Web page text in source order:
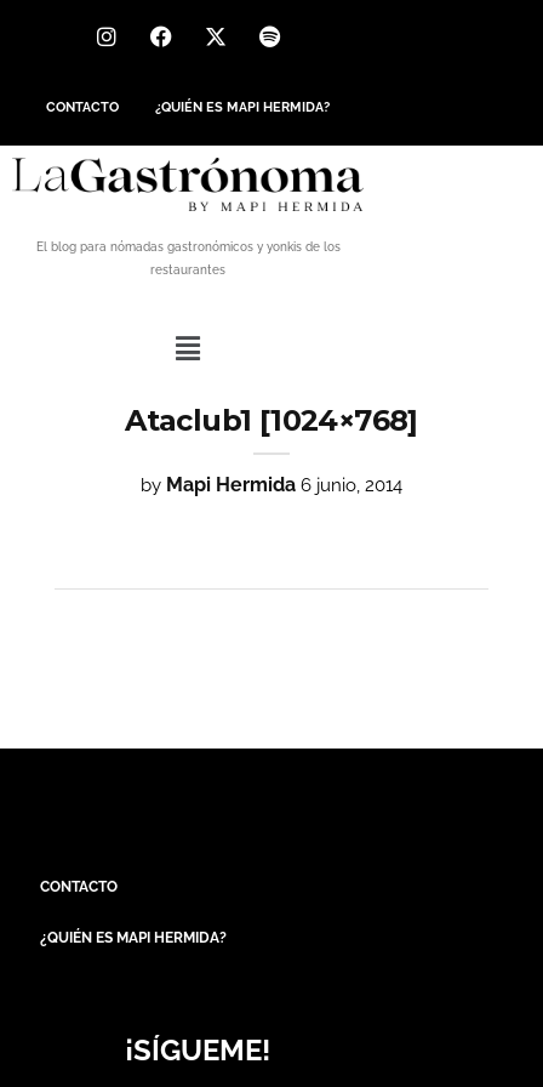
CONTACTO ¿QUIÉN ES MAPI HERMIDA?
El blog para nómadas gastronómicos y yonkis de los
restaurantes
Ataclub1 [1024×768]
by Mapi Hermida 6 junio, 2014
CONTACTO
¿QUIÉN ES MAPI HERMIDA?
¡SÍGUEME!